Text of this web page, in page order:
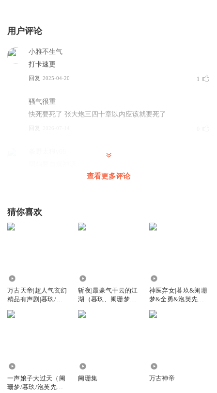
用户评论
小雅不生气
打卡速更
回复 2025-04-20 1
骚气很重
快死要死了 张大炮三四十章以内应该就要死了
回复
查看更多评论
猜你喜欢
万古天帝|超人气玄幻
精品有声剧|暮玖/阑
斩夜|最豪气干云的江
湖（暮玖、阑珊梦免
神医弃女|暮玖&阑珊
梦&全勇&泡芙先生
剧
一声娘子大过天（阑
珊梦/暮玖/泡芙先生/
阑珊集 万古神帝